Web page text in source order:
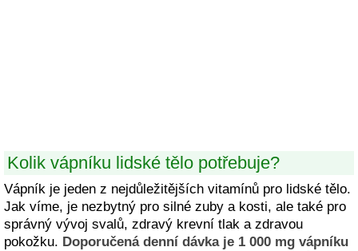
Kolik vápníku lidské tělo potřebuje?
Vápník je jeden z nejdůležitějších vitamínů pro lidské tělo.
Jak víme, je nezbytný pro silné zuby a kosti, ale také pro
správný vývoj svalů, zdravý krevní tlak a zdravou
pokožku. Doporučená denní dávka je 1 000 mg vápníku